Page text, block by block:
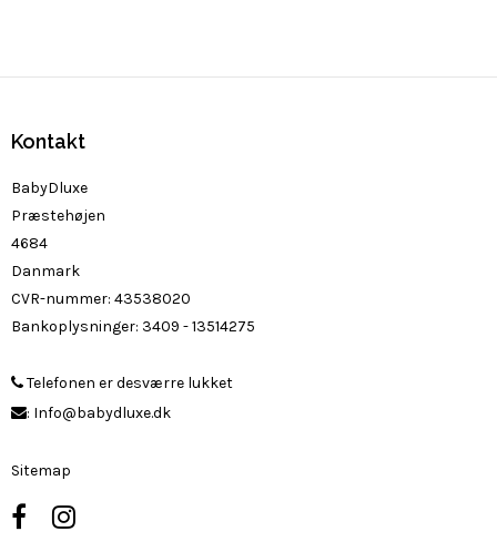
Kontakt
BabyDluxe
Præstehøjen
4684
Danmark
CVR-nummer: 43538020
Bankoplysninger: 3409 - 13514275
Telefonen er desværre lukket
: Info@babydluxe.dk
Sitemap